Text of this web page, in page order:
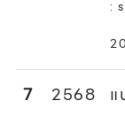
:
7 2568